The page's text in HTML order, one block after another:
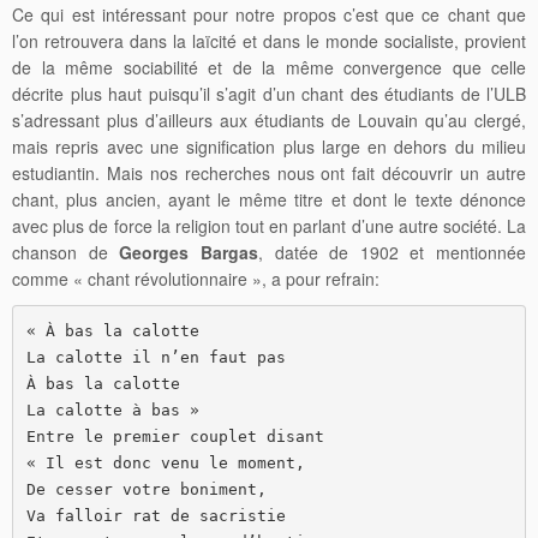
Ce qui est intéressant pour notre propos c’est que ce chant que
l’on retrouvera dans la laïcité et dans le monde socialiste, provient
de la même sociabilité et de la même convergence que celle
décrite plus haut puisqu’il s’agit d’un chant des étudiants de l’ULB
s’adressant plus d’ailleurs aux étudiants de Louvain qu’au clergé,
mais repris avec une signification plus large en dehors du milieu
estudiantin. Mais nos recherches nous ont fait découvrir un autre
chant, plus ancien, ayant le même titre et dont le texte dénonce
avec plus de force la religion tout en parlant d’une autre société. La
chanson deGeorges Bargas, datée de 1902 et mentionnée
comme « chant révolutionnaire », a pour refrain:
« À bas la calotte
La calotte il n’en faut pas
À bas la calotte
La calotte à bas »
Entre le premier couplet disant
« Il est donc venu le moment,
De cesser votre boniment,
Va falloir rat de sacristie